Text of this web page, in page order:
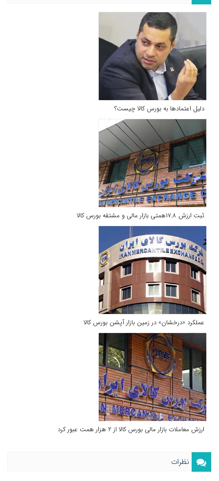
دلیل اعتمادها به بورس کالا چیست؟
ثبت ارزش ۱۷.۸همتی بازار مالی و مشتقه بورس کالا
عملکرد «درخشان» در زمین بازار آپشن بورس کالا
ارزش معاملات بازار مالی بورس کالا از ۲ هزار همت عبور کرد
نظرات